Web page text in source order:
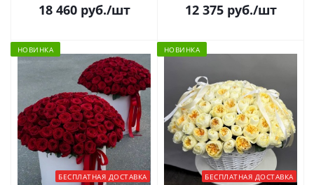
18 460руб./шт 12 375руб./шт
НОВИНКА
БЕСПЛАТНАЯ ДОСТАВКА
НОВИНКА
БЕСПЛАТНАЯ ДОСТАВКА